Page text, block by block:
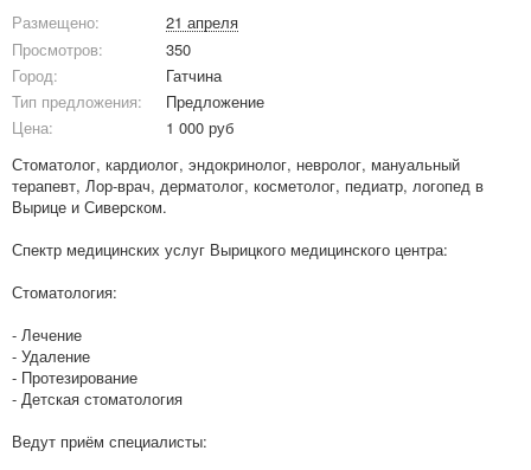
Размещено:
21 апреля
Просмотров:
350
Город:
Гатчина
Тип предложения:
Предложение
Цена:
1 000 руб
Стоматолог, кардиолог, эндокринолог, невролог, мануальный
терапевт, Лор-врач, дерматолог, косметолог, педиатр, логопед в
Вырице и Сиверском.
Спектр медицинских услуг Вырицкого медицинского центра:
Стоматология:
- Лечение
- Удаление
- Протезирование
- Детская стоматология
Ведут приём специалисты: